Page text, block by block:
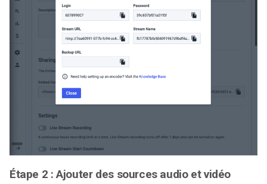
Étape 2 : Ajouter des sources audio et vidéo